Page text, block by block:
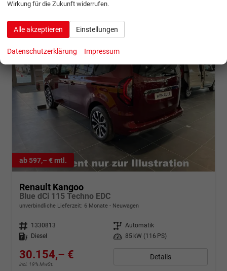
ab 597,– € mtl.
Renault Kangoo
Blue dCi 115 Techno EDC
unverbindliche Lieferzeit: 6 Monate Neuwagen
Fahrzeugnr. 1330813 Getriebe Automatik
Kraftstoff
Diesel Leistung 85 kW (116 PS)
30.154,– €
incl. 19% MwSt.
Details
Wirkung für die Zukunft widerrufen.
Alle akzeptieren Einstellungen
Datenschutzerklärung Impressum